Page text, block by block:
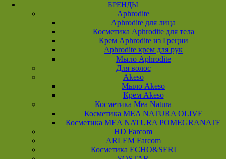
БРЕНДЫ
Aphrodite
Aphrodite для лица
Косметика Aphrodite для тела
Крем Aphrodite из Греции
Aphrodite крем для рук
Мыло Aphrodite
Для волос
Akeso
Мыло Akeso
Крем Akeso
Косметика Mea Natura
Косметика MEA NATURA OLIVE
Косметика MEA NATURA POMEGRANATE
HD Farcom
ARLEM Farcom
Косметика ECHO&SERI